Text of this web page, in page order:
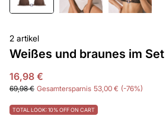
2 artikel
Weißes und braunes im Set
16,98 €
69,98 € Gesamtersparnis 53,00 € 76
TOTAL LOOK: 10% OFF ON CART